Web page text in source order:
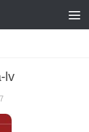
lv